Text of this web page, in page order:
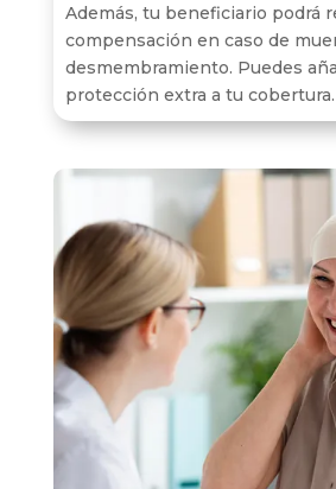
Además, tu beneficiario podrá
compensación en caso de
desmembramiento. Puedes
protección extra a tu cobertura.